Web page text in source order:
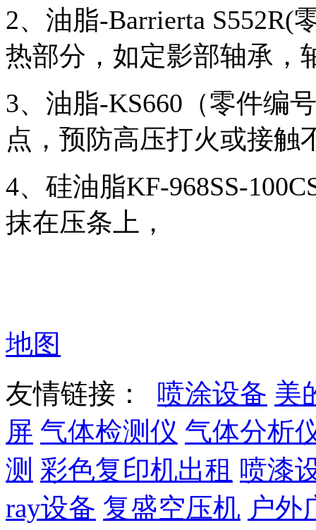
2、油脂-Barrierta S552R(
热部分，如定影部轴承，
3、油脂-KS660（零件编
点，预防高压打火或接触
4、硅油脂KF-968SS-
抹在压条上，
地图
友情链接： 喷涂设备 美
屏 气体检测仪 气体分析
测 彩色复印机出租 喷漆
ray设备 复盛空压机 户外